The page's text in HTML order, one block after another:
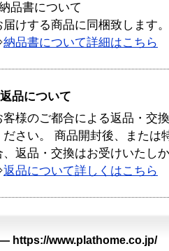
品書について
届けする商品に同梱致します。
納品書について詳細はこちら
返品について
客様のご都合による返品・交
ださい。 商品開封後、または
、返品・交換はお受けいたし
返品について詳しくはこちら
https://www.plathome.co.jp/